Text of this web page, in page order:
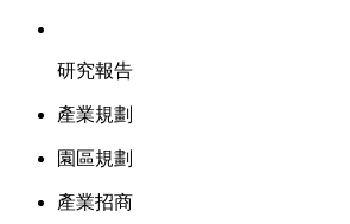
研究報告
產業規劃
園區規劃
產業招商